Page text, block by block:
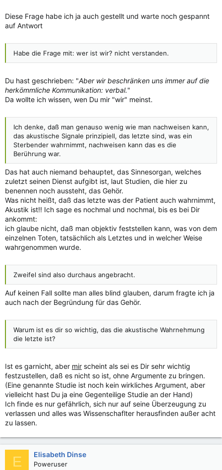
Diese Frage habe ich ja auch gestellt und warte noch gespannt
auf Antwort
Habe die Frage mit: wer ist wir? nicht verstanden.
Du hast geschrieben: "Aber wir beschränken uns immer auf die
herkömmliche Kommunikation: verbal."
Da wollte ich wissen, wen Du mir "wir" meinst.
Ich denke, daß man genauso wenig wie man nachweisen kann,
das akustische Signale prinzipiell, das letzte sind, was ein
Sterbender wahrnimmt, nachweisen kann das es die
Berührung war.
Das hat auch niemand behauptet, das Sinnesorgan, welches
zuletzt seinen Dienst aufgibt ist, laut Studien, die hier zu
benennen noch aussteht, das Gehör.
Was nicht heißt, daß das letzte was der Patient auch wahrnimmt,
Akustik ist!! Ich sage es nochmal und nochmal, bis es bei Dir
ankommt:
ich glaube nicht, daß man objektiv feststellen kann, was von dem
einzelnen Toten, tatsächlich als Letztes und in welcher Weise
wahrgenommen wurde.
Zweifel sind also durchaus angebracht.
Auf keinen Fall sollte man alles blind glauben, darum fragte ich ja
auch nach der Begründung für das Gehör.
Warum ist es dir so wichtig, das die akustische Wahrnehmung
die letzte ist?
Ist es garnicht, aber mir scheint als sei es Dir sehr wichtig
festzustellen, daß es nicht so ist, ohne Argumente zu bringen.
(Eine genannte Studie ist noch kein wirkliches Argument, aber
vielleicht hast Du ja eine Gegenteilige Studie an der Hand)
Ich finde es nur gefährlich, sich nur auf seine Überzeugung zu
verlassen und alles was Wissenschaflter herausfinden außer acht
zu lassen.
E Elisabeth Dinse
Poweruser